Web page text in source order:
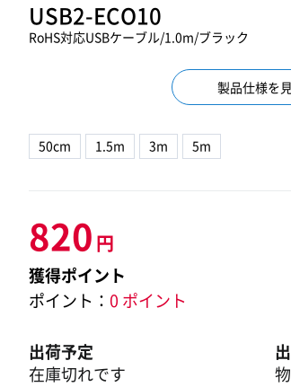
USB2-ECO10
RoHS対応USBケーブル/1.0m/ブラック
製品仕様を
50cm 1.5m 3m 5m
820 円
獲得ポイント
ポイント： 0 ポイント
出荷予定
在庫切れです